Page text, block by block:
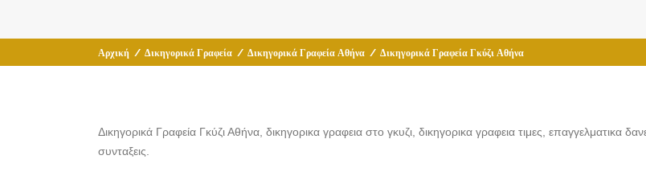
Αρχική / Δικηγορικά Γραφεία / Δικηγορικά Γραφεία Αθήνα / Δικηγορικά Γραφεία Γκύζι Αθήνα
Δικηγορικά Γραφεία Γκύζι Αθήνα, δικηγορικα γραφεια στο γκυζι, δικηγορικα γραφεια τιμες, επαγγελματικα
συνταξεις.